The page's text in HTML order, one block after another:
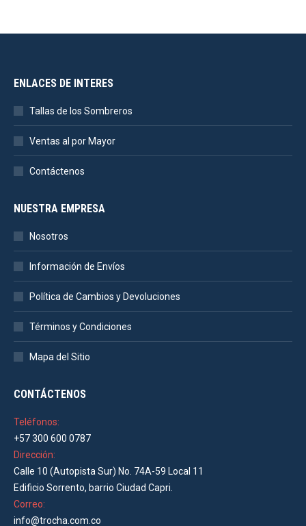
ENLACES DE INTERES
Tallas de los Sombreros
Ventas al por Mayor
Contáctenos
NUESTRA EMPRESA
Nosotros
Información de Envíos
Política de Cambios y Devoluciones
Términos y Condiciones
Mapa del Sitio
CONTÁCTENOS
Teléfonos:
+57 300 600 0787
Dirección:
Calle 10 (Autopista Sur) No. 74A-59 Local 11
Edificio Sorrento, barrio Ciudad Capri.
Correo:
info@trocha.com.co